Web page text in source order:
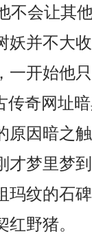
会让其
妖并不大
一开始他
传奇网址
原因暗之
才梦里梦
玛纹的石
野猪。